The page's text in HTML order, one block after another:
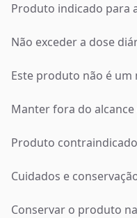
Produto indicado para
Não exceder a dose
Este produto não é um
Manter fora do alcance
Produto
Cuidados e
Conservar o produto